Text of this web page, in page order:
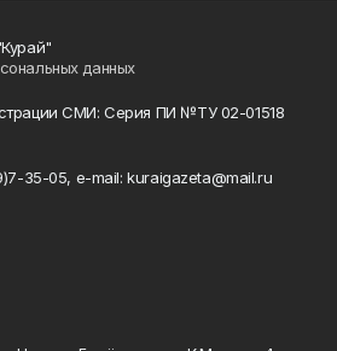
данных
СМИ: Серия ПИ №ТУ 02-01518
35-05, e-mail: kuraigazeta@mail.ru